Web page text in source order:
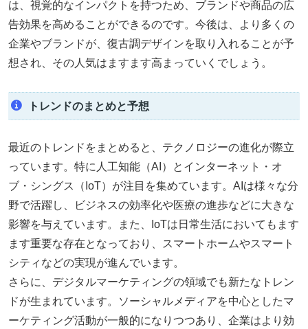
は、視覚的なインパクトを持つため、ブランドや商品の広
告効果を高めることができるのです。今後は、より多くの
企業やブランドが、復古調デザインを取り入れることが予
想され、その人気はますます高まっていくでしょう。
トレンドのまとめと予想
最近のトレンドをまとめると、テクノロジーの進化が際立
っています。特に人工知能（AI）とインターネット・オ
ブ・シングス（IoT）が注目を集めています。AIは様々な分
野で活躍し、ビジネスの効率化や医療の進歩などに大きな
影響を与えています。また、IoTは日常生活においてもます
ます重要な存在となっており、スマートホームやスマート
シティなどの実現が進んでいます。
さらに、デジタルマーケティングの領域でも新たなトレン
ドが生まれています。ソーシャルメディアを中心としたマ
ーケティング活動が一般的になりつつあり、企業はより効